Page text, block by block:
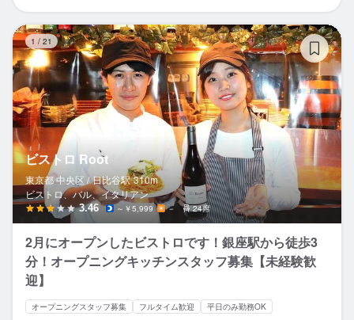
1 / 21
ビストロ Root
東京都 中央区 / 日比谷駅 310m
ビストロ、バル、イタリアン
3.46 ～￥5,999 － 24席
2月にオープンしたビストロです！銀座駅から徒歩3
分！オープニングキッチンスタッフ募集【未経験歓
迎】
オープニングスタッフ募集 フルタイム歓迎 平日のみ勤務OK